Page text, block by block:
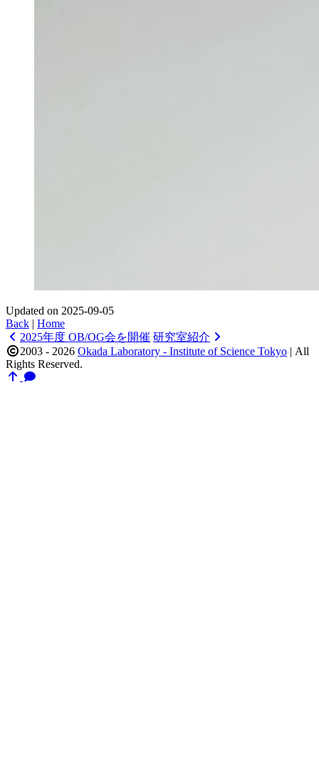
Updated on 2025-09-05
Back | Home
2025年度 OB/OG会を開催 研究室紹介
2003 - 2026 Okada Laboratory - Institute of Science Tokyo | All
Rights Reserved.